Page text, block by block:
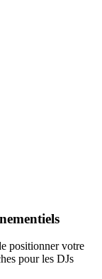
positionner votre
pour les DJs